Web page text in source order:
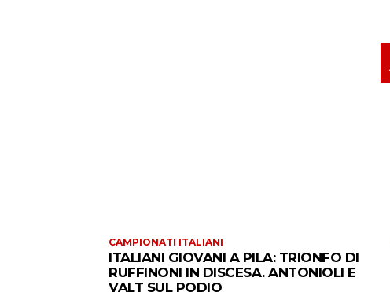
CAMPIONATI ITALIANI
ITALIANI GIOVANI A PILA: TRIONFO DI
RUFFINONI IN DISCESA. ANTONIOLI E
VALT SUL PODIO